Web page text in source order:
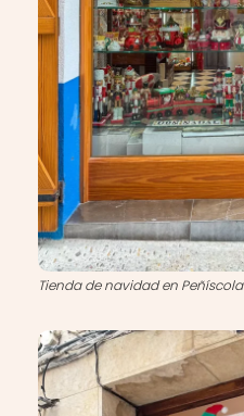
Tienda de navidad en Peñíscola